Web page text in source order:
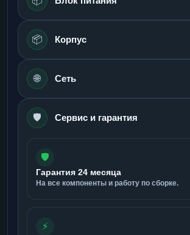
📦 Корпус
🌐 Сеть
🛡️ Сервис и гарантия
🛡️
Гарантия 24 месяца
На все компоненты и работу по сборке.
⚡